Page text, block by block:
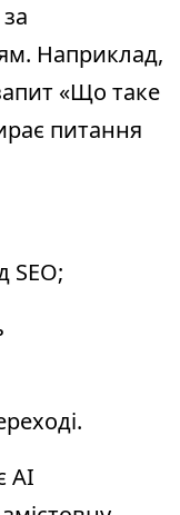
Наприклад,
«Що таке
питання
SEO;
AI